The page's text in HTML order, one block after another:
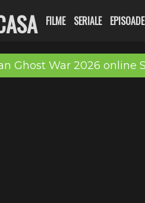
FILME SERIALE EPISOADE
Ghost War 2026 online